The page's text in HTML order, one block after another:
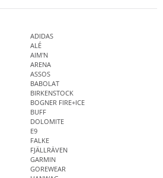
ADIDAS
ALÉ
AIM'N
ARENA
ASSOS
BABOLAT
BIRKENSTOCK
BOGNER FIRE+ICE
BUFF
DOLOMITE
E9
FALKE
FJÄLLRÄVEN
GARMIN
GOREWEAR